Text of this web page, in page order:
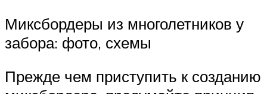
Миксбордеры из многолетников у
забора: фото, схемы
Прежде чем приступить к созданию